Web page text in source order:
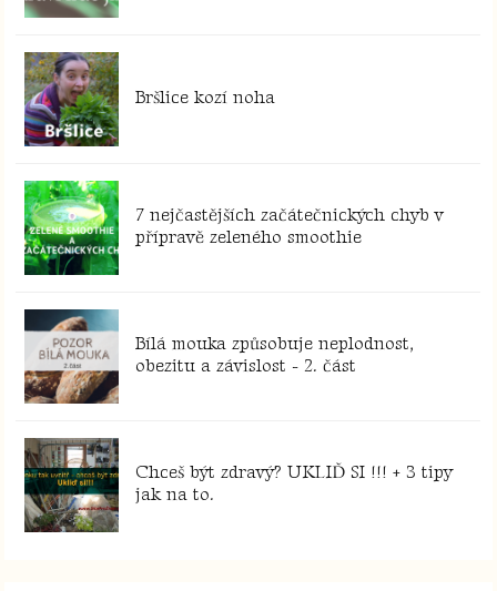
Bršlice kozí noha
7 nejčastějších začátečnických chyb v
přípravě zeleného smoothie
Bílá mouka způsobuje neplodnost,
obezitu a závislost - 2. část
Chceš být zdravý? UKLIĎ SI !!! + 3 tipy
jak na to.